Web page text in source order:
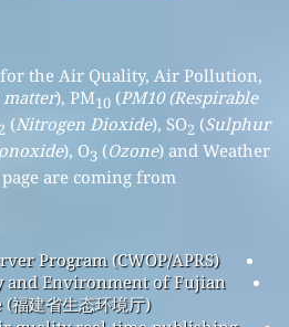
for the Air Quality, Air Pollution,
matter), PM10(PM10 (Respirable
2 (Nitrogen Dioxide), SO2 (Sulphur
), O3 (Ozone ) and Weather
are coming from:
Program (CWOP/APRS)
and Environment of Fujian
(福建省生态环境厅)